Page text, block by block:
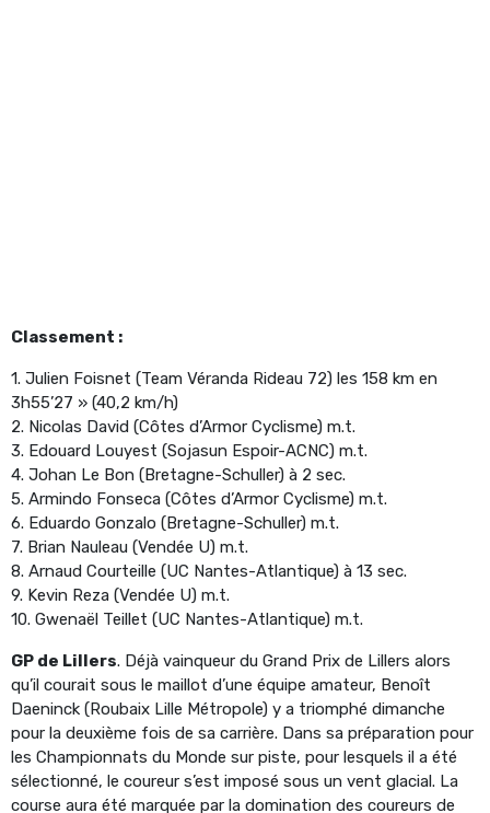
Classement :
1. Julien Foisnet (Team Véranda Rideau 72) les 158 km en
3h55’27 » (40,2 km/h)
2. Nicolas David (Côtes d’Armor Cyclisme) m.t.
3. Edouard Louyest (Sojasun Espoir-ACNC) m.t.
4. Johan Le Bon (Bretagne-Schuller) à 2 sec.
5. Armindo Fonseca (Côtes d’Armor Cyclisme) m.t.
6. Eduardo Gonzalo (Bretagne-Schuller) m.t.
7. Brian Nauleau (Vendée U) m.t.
8. Arnaud Courteille (UC Nantes-Atlantique) à 13 sec.
9. Kevin Reza (Vendée U) m.t.
10. Gwenaël Teillet (UC Nantes-Atlantique) m.t.
GP de Lillers. Déjà vainqueur du Grand Prix de Lillers alors
qu’il courait sous le maillot d’une équipe amateur, Benoît
Daeninck (Roubaix Lille Métropole) y a triomphé dimanche
pour la deuxième fois de sa carrière. Dans sa préparation pour
les Championnats du Monde sur piste, pour lesquels il a été
sélectionné, le coureur s’est imposé sous un vent glacial. La
course aura été marquée par la domination des coureurs de